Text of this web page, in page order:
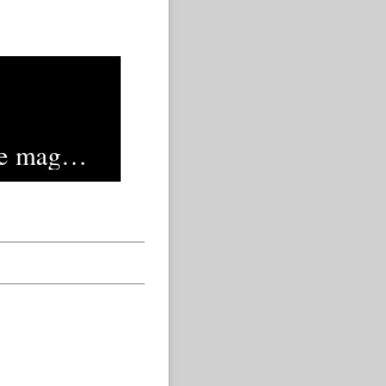
Lancé en novembre 1982 et exploité depuis 2023 par la librairie de la Voûte, Généalogie magazine reste le seul mensuel français de généalogie